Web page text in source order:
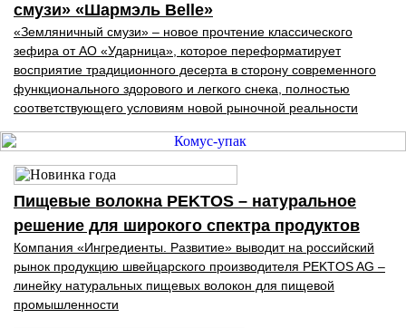
смузи» «Шармэль Belle»
«Земляничный смузи» – новое прочтение классического
зефира от АО «Ударница», которое переформатирует
восприятие традиционного десерта в сторону современного
функционального здорового и легкого снека, полностью
соответствующего условиям новой рыночной реальности
Пищевые волокна PEKTOS – натуральное
решение для широкого спектра продуктов
Компания «Ингредиенты. Развитие» вы­водит на российский
рынок продукцию швей­царского производителя PEKTOS AG –
ли­нейку натуральных пищевых волокон для пи­щевой
промышленности